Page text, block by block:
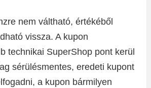
nem váltható, értékéből
vissza. A kupon
technikai SuperShop pont kerül
sérülésmentes, eredeti kupont
a kupon bármilyen